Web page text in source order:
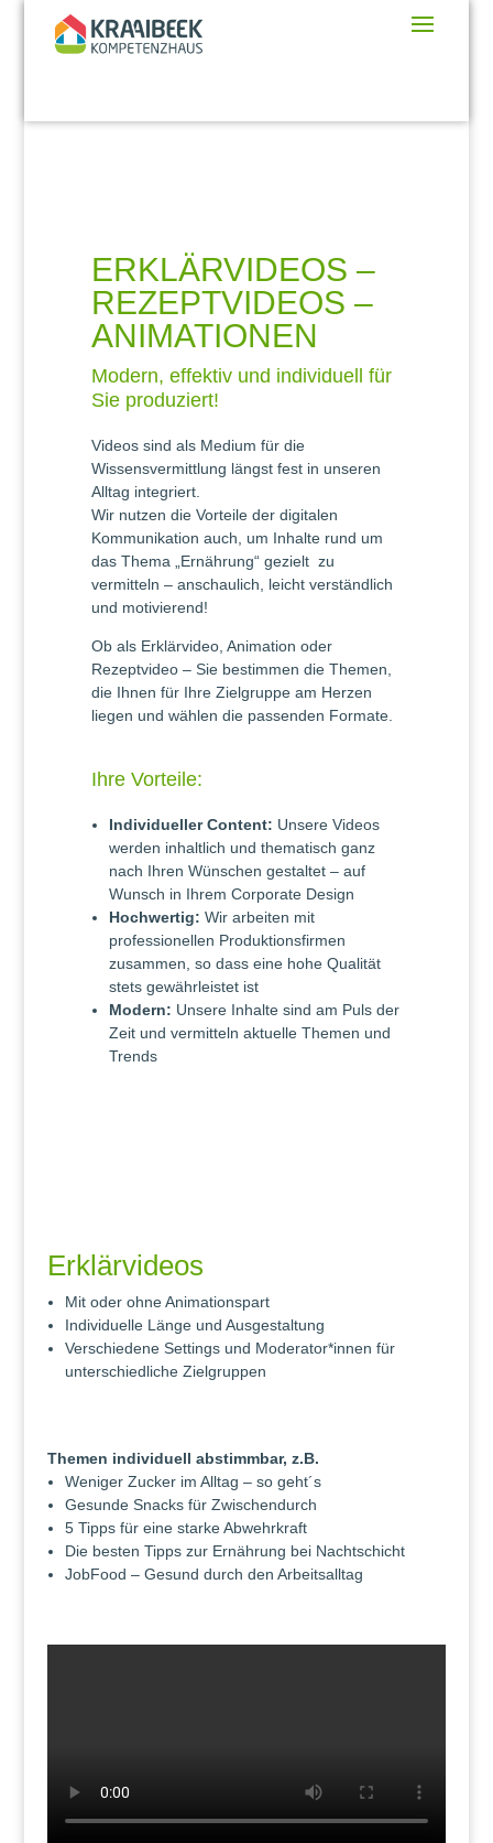
ERKLÄRVIDEOS –
REZEPTVIDEOS –
ANIMATIONEN
Modern, effektiv und individuell für
Sie produziert!
Videos sind als Medium für die
Wissensvermittlung längst fest in unseren
Alltag integriert.
Wir nutzen die Vorteile der digitalen
Kommunikation auch, um Inhalte rund um
das Thema „Ernährung“ gezielt zu
vermitteln – anschaulich, leicht verständlich
und motivierend!
Ob als Erklärvideo, Animation oder
Rezeptvideo – Sie bestimmen die Themen,
die Ihnen für Ihre Zielgruppe am Herzen
liegen und wählen die passenden Formate.
Ihre Vorteile:
Individueller Content: Unsere Videos
werden inhaltlich und thematisch ganz
nach Ihren Wünschen gestaltet – auf
Wunsch in Ihrem Corporate Design
Hochwertig: Wir arbeiten mit
professionellen Produktionsfirmen
zusammen, so dass eine hohe Qualität
stets gewährleistet ist
Modern: Unsere Inhalte sind am Puls der
Zeit und vermitteln aktuelle Themen und
Trends
Erklärvideos
Mit oder ohne Animationspart
Individuelle Länge und Ausgestaltung
Verschiedene Settings und Moderator*innen für
unterschiedliche Zielgruppen
Themen individuell abstimmbar, z.B.
Weniger Zucker im Alltag – so geht´s
Gesunde Snacks für Zwischendurch
5 Tipps für eine starke Abwehrkraft
Die besten Tipps zur Ernährung bei Nachtschicht
JobFood – Gesund durch den Arbeitsalltag